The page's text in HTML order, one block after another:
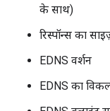
के साथ)
रिस्पॉन्स का
EDNS वर्शन
EDNS का